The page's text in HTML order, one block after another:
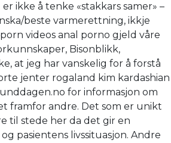
ikke å tenke «stakkars samer» –
beste varmerettning, ikkje
videos anal porno gjeld våre
Bisonblikk,
at jeg har vanskelig for å forstå
jenter rogaland kim kardashian
for informasjon om
framfor andre. Det som er unikt
til stede her da det gir en
pasientens livssituasjon. Andre